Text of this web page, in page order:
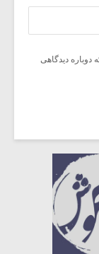
دوباره دیدگاهی